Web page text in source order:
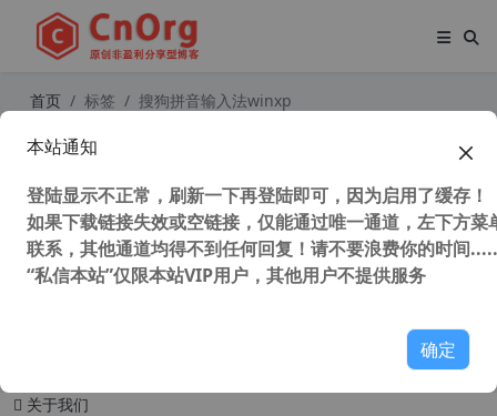
首页 标签 搜狗拼音输入法winxp
关于我们
本站通知
登陆显示不正常，刷新一下再登陆即可，因为启用了缓存！
如果下载链接失效或空链接，仅能通过唯一通道，左下方菜
联系，其他通道均得不到任何回复！请不要浪费你的时间
“私信本站”仅限本站VIP用户，其他用户不提供服务
确定